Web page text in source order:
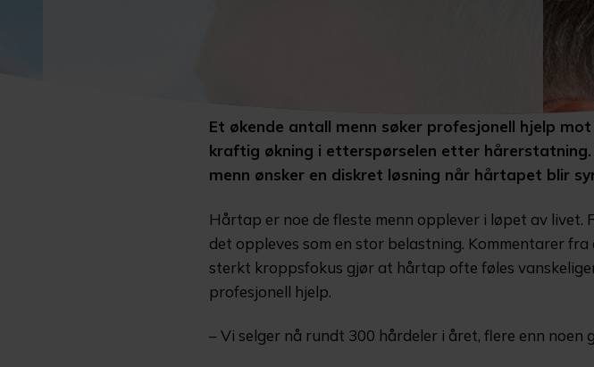
Et økende antall menn søker profesjonell hjelp
kraftig økning i etterspørselen etter
menn ønsker en diskret løsning når hårtapet blir
Hårtap er noe de fleste menn opplever i løpet av livet.
det oppleves som en stor belastning. Kommentarer
sterkt kroppsfokus gjør at hårtap ofte føles
profesjonell hjelp.
– Vi selger nå rundt 300 hårdeler i året, flere enn